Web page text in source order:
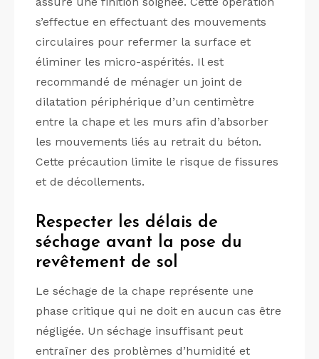
s’effectue en effectuant des mouvements
circulaires pour refermer la surface et
éliminer les micro-aspérités. Il est
recommandé de ménager un joint de
dilatation périphérique d’un centimètre
entre la chape et les murs afin d’absorber
les mouvements liés au retrait du béton.
Cette précaution limite le risque de fissures
et de décollements.
Respecter les délais de
séchage avant la pose du
revêtement de sol
Le séchage de la chape représente une
phase critique qui ne doit en aucun cas être
négligée. Un séchage insuffisant peut
entraîner des problèmes d’humidité et